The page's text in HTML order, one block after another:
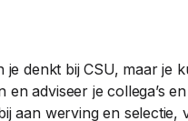
je denkt bij CSU, maar je
adviseer je collega’s
aan werving en